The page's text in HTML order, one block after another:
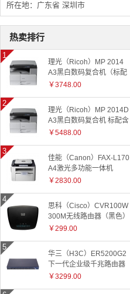
所在地：广东省 深圳市
热卖排行
理光（Ricoh）MP 2014
A3黑白数码复合机（标配
有线网络+国产工作台）
￥3748.00
理光（Ricoh）MP 2014D
A3黑白数码复合机 标配含
盖板
￥5488.00
佳能（Canon）FAX-L170
A4激光多功能一体机
￥2830.00
思科（Cisco）CVR100W
300M无线路由器（黑色）
￥299.00
华三（H3C）ER5200G2
下一代企业级千兆路由器
￥3299.00